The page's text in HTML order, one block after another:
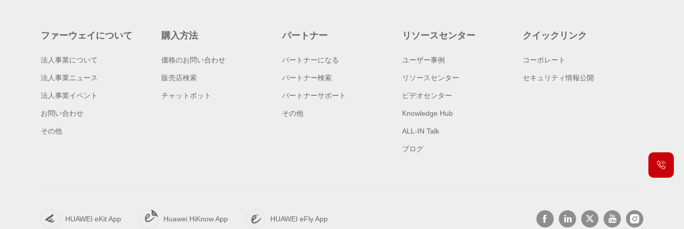
ファーウェイについて
法人事業について
法人事業ニュース
法人事業イベント
お問い合わせ
その他
購入方法
価格のお問い合わせ
販売店検索
チャットボット
パートナー
パートナーになる
パートナー検索
パートナーサポート
その他
リソースセンター
ユーザー事例
リソースセンター
ビデオセンター
Knowledge Hub
ALL-IN Talk
ブログ
クイックリンク
コーポレート
セキュリティ情報公開
HUAWEI eKit App Huawei HiKnow App HUAWEI eFly App